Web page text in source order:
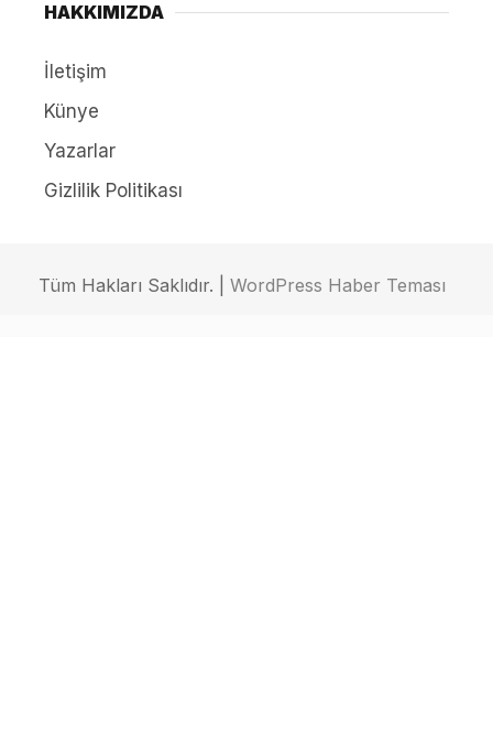
HAKKIMIZDA
İletişim
Künye
Yazarlar
Gizlilik Politikası
Tüm Hakları Saklıdır. | WordPress Haber Teması